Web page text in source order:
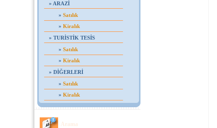
» ARAZİ
» Satılık
» Kiralık
» TURİSTİK TESİS
» Satılık
» Kiralık
» DİĞERLERİ
» Satılık
» Kiralık
Arama